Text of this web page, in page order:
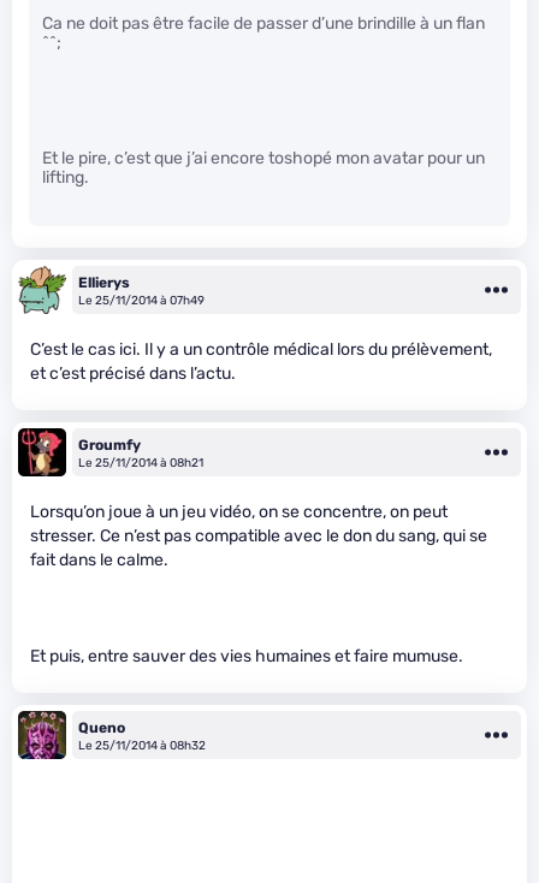
Ca ne doit pas être facile de passer d’une brindille à un flan
^^;
Et le pire, c’est que j’ai encore toshopé mon avatar pour un
lifting.
Ellierys
Le 25/11/2014 à 07h49
C’est le cas ici. Il y a un contrôle médical lors du prélèvement,
et c’est précisé dans l’actu.
Groumfy
Le 25/11/2014 à 08h21
Lorsqu’on joue à un jeu vidéo, on se concentre, on peut
stresser. Ce n’est pas compatible avec le don du sang, qui se
fait dans le calme.
Et puis, entre sauver des vies humaines et faire mumuse.
Queno
Le 25/11/2014 à 08h32